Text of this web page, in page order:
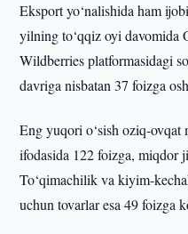
Eksport yo‘nalishida ham
yilning to‘qqiz oyi davomida
Wildberries platformasidagi
davriga nisbatan 37 foizga
Eng yuqori o‘sish oziq-
ifodasida 122 foizga, miqdor
To‘qimachilik va kiyim-
uchun tovarlar esa 49 foizga